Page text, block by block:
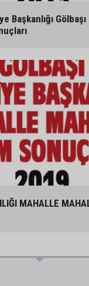
Başkanlığı
MAHALLE